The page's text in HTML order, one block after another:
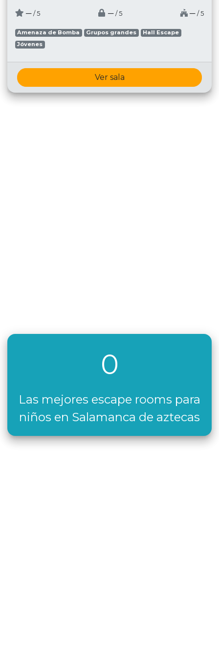
─ / 5 ─ / 5 ─ / 5
Amenaza de Bomba Grupos grandes
Hall Escape
Jóvenes
Ver sala
0
Las mejores escape rooms para
niños en Salamanca de aztecas